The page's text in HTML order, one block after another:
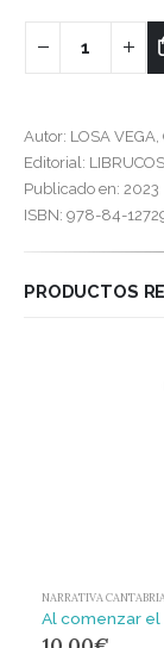
Autor: LOSA VEGA,
Editorial: LIBRUCOS
Publicado en: 2023
ISBN: 978-84-
PRODUCTOS
NARRATIVA